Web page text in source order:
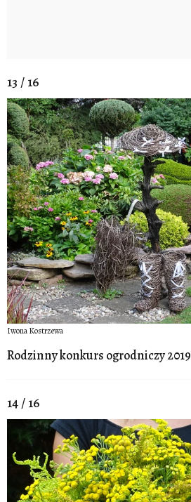
13 / 16
Iwona Kostrzewa
Rodzinny konkurs ogrodniczy 2019
14 / 16